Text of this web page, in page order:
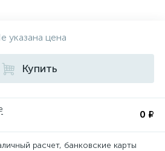
указана цена
Купить
0 ₽
расчет, банковские карты